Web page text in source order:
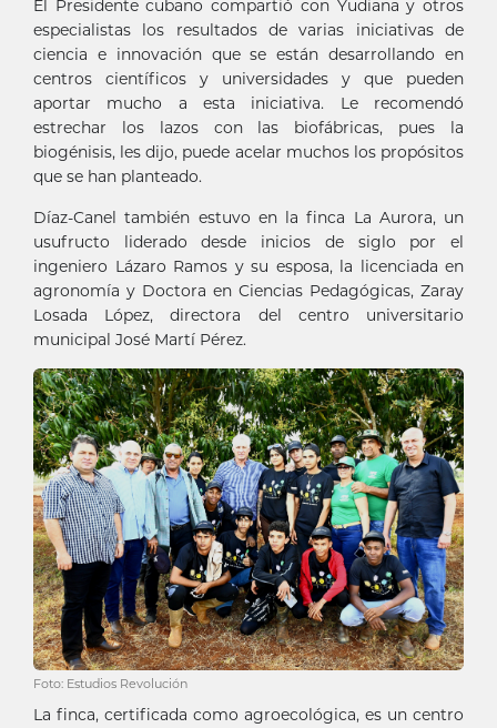
El Presidente cubano compartió con Yudiana y otros
especialistas los resultados de varias iniciativas de
ciencia e innovación que se están desarrollando en
centros científicos y universidades y que pueden
aportar mucho a esta iniciativa. Le recomendó
estrechar los lazos con las biofábricas, pues la
biogénisis, les dijo, puede acelar muchos los propósitos
que se han planteado.
Díaz-Canel también estuvo en la finca La Aurora, un
usufructo liderado desde inicios de siglo por el
ingeniero Lázaro Ramos y su esposa, la licenciada en
agronomía y Doctora en Ciencias Pedagógicas, Zaray
Losada López, directora del centro universitario
municipal José Martí Pérez.
Foto: Estudios Revolución
La finca, certificada como agroecológica, es un centro